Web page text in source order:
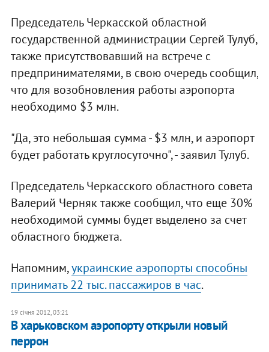
Председатель Черкасской областной
государственной администрации Сергей Тулуб,
также присутствовавший на встрече с
предпринимателями, в свою очередь сообщил,
что для возобновления работы аэропорта
необходимо $3 млн.
"Да, это небольшая сумма - $3 млн, и аэропорт
будет работать круглосуточно", - заявил Тулуб.
Председатель Черкасского областного совета
Валерий Черняк также сообщил, что еще 30%
необходимой суммы будет выделено за счет
областного бюджета.
Напомним,украинские аэропорты способны
принимать 22 тыс. пассажиров в час.
19 січня 2012, 03:21
В харьковском аэропорту открыли новый
перрон